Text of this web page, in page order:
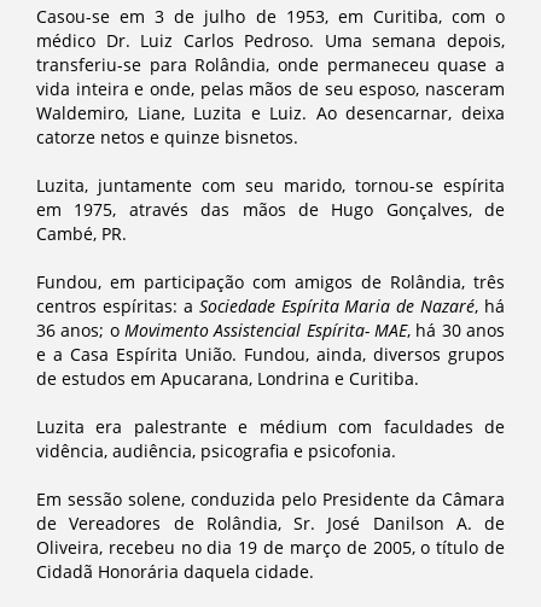
Casou-se em 3 de julho de 1953, em Curitiba, com o
médico Dr. Luiz Carlos Pedroso. Uma semana depois,
transferiu-se para Rolândia, onde permaneceu quase a
vida inteira e onde, pelas mãos de seu esposo, nasceram
Waldemiro, Liane, Luzita e Luiz. Ao desencarnar, deixa
catorze netos e quinze bisnetos.
Luzita, juntamente com seu marido, tornou-se espírita
em 1975, através das mãos de Hugo Gonçalves, de
Cambé, PR.
Fundou, em participação com amigos de Rolândia, três
centros espíritas: a Sociedade Espírita Maria de Nazaré, há
36 anos; oMovimento Assistencial Espírita- MAE, há 30 anos
e a Casa Espírita União. Fundou, ainda, diversos grupos
de estudos em Apucarana, Londrina e Curitiba.
Luzita era palestrante e médium com faculdades de
vidência, audiência, psicografia e psicofonia.
Em sessão solene, conduzida pelo Presidente da Câmara
de Vereadores de Rolândia, Sr. José Danilson A. de
Oliveira, recebeu no dia 19 de março de 2005, o título de
Cidadã Honorária daquela cidade.